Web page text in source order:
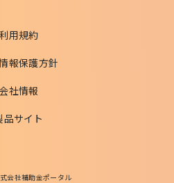
利用規約
報保護方針
会社情報
品サイト
会社補助金ポータル